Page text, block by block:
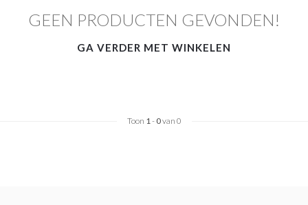
GEEN PRODUCTEN GEVONDEN!
GA VERDER MET WINKELEN
Toon 1- 0van 0